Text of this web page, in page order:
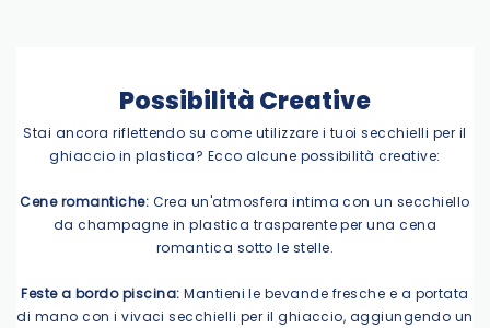
Possibilità Creative
Stai ancora riflettendo su come utilizzare i tuoi secchielli per il
ghiaccio in plastica? Ecco alcune possibilità creative:
Cene romantiche: Crea un'atmosfera intima con un secchiello
da champagne in plastica trasparente per una cena
romantica sotto le stelle.
Feste a bordo piscina:Mantieni le bevande fresche e a portata
di mano con i vivaci secchielli per il ghiaccio, aggiungendo un